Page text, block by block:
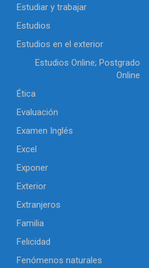
Estudiar y trabajar
Estudios
Estudios en el exterior
Estudios Online; Postgrado
Online
Ética
Evaluación
Examen Inglés
Excel
Exponer
Exterior
Extranjeros
Familia
Felicidad
Fenómenos naturales